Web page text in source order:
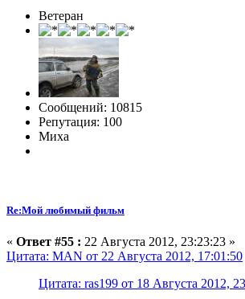
Ветеран
Сообщений: 10815
Репутация: 100
Миха
Re:Мой любимый фильм
« Ответ #55 : 22 Августа 2012, 23:23:23 »
Цитата: MAN от 22 Августа 2012, 17:01:50
Цитата: ras199 от 18 Августа 2012,